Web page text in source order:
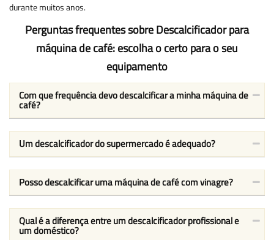
durante muitos anos.
Perguntas frequentes sobre Descalcificador para
máquina de café: escolha o certo para o seu
equipamento
Com que frequência devo descalcificar a minha máquina de
café?
Um descalcificador do supermercado é adequado?
Posso descalcificar uma máquina de café com vinagre?
Qual é a diferença entre um descalcificador profissional e
um doméstico?